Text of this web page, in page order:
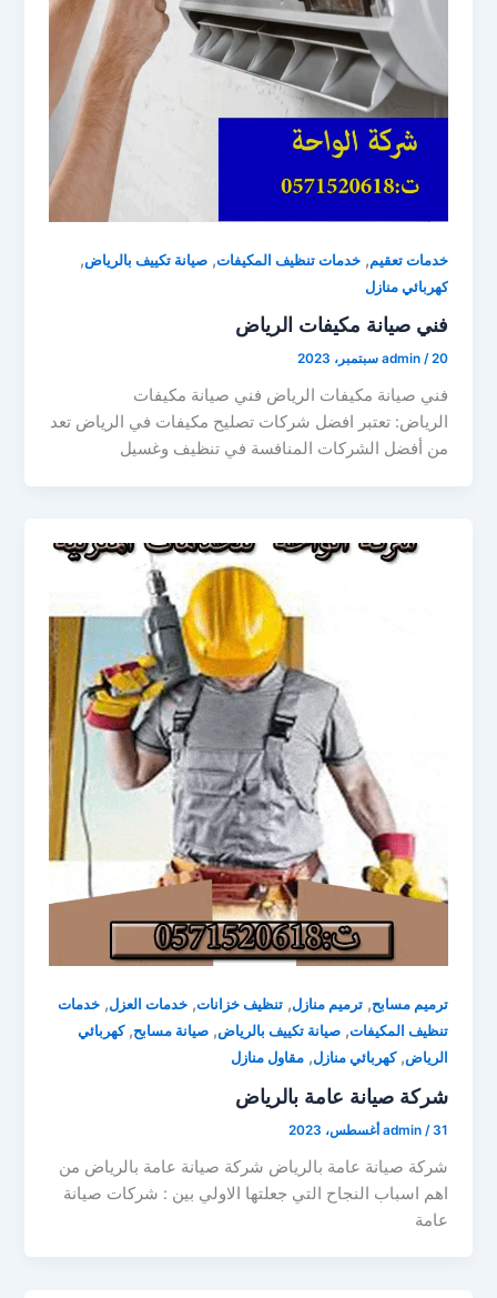
خدمات تعقيم,خدمات تنظيف المكيفات,صيانة تكييف بالرياض,
كهربائي منازل
فني صيانة مكيفات الرياض
admin /20 سبتمبر، 2023
فني صيانة مكيفات الرياض فني صيانة مكيفات
الرياض: تعتبر افضل شركات تصليح مكيفات في الرياض تعد
من أفضل الشركات المنافسة في تنظيف وغسيل
ترميم مسابح,ترميم منازل,تنظيف خزانات,خدمات العزل,خدمات
تنظيف المكيفات,صيانة تكييف بالرياض,صيانة مسابح,كهربائي
الرياض,كهربائي منازل,مقاول منازل
شركة صيانة عامة بالرياض
admin /31 أغسطس، 2023
شركة صيانة عامة بالرياض شركة صيانة عامة بالرياض من
اهم اسباب النجاح التي جعلتها الاولي بين : شركات صيانة
عامة